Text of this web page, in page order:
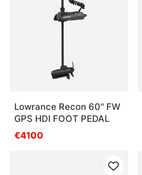
Lowrance Recon 60'' FW
GPS HDI FOOT PEDAL
€4100